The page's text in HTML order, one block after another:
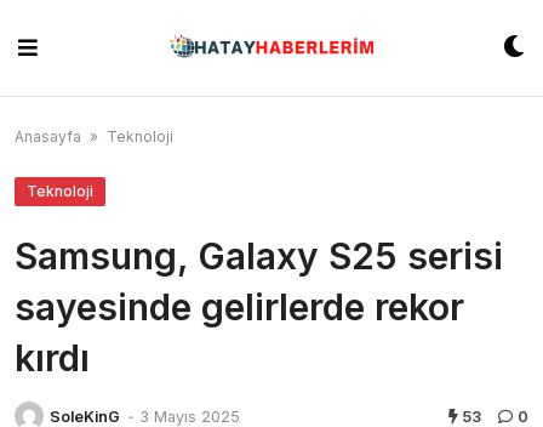
content
Anasayfa » Teknoloji
Teknoloji
Samsung, Galaxy S25 serisi
sayesinde gelirlerde rekor
kırdı
SoleKinG - 3 Mayıs 2025 53 0